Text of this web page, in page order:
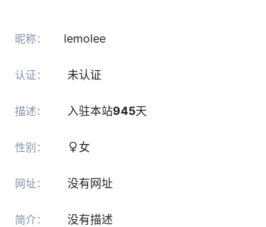
昵称： lemolee
认证： 未认证
描述： 入驻本站945天
性别： 女
网址： 没有网址
简介： 没有描述